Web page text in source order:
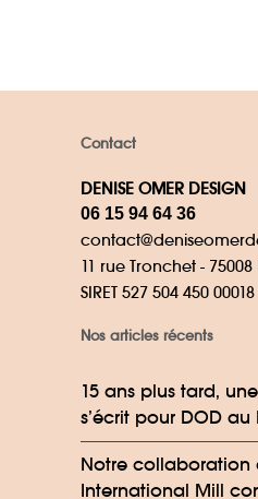
Contact
DENISE OMER DESIGN
06 15 94 64 36
11 rue Tronchet - 75008
SIRET 527 504 450 00018
Nos articles récents
15 ans plus tard,
s’écrit pour DOD au
Notre collaboration
International Mill